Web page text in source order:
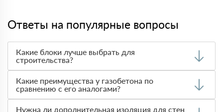
Ответы на популярные вопросы
Какие блоки лучше выбрать для
строительства?
теплоизоляции, прочности и стоимости. Чаще всего при
строительстве домов используют
благодаря
его легкости и теплотехническим характеристикам.
Арболитовые блокилучше использовать в регионах с
Какие преимущества у газобетона по
сравнению с его аналогами?
Нужна ли дополнительная изоляция для стен